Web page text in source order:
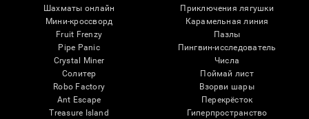
Шахматы онлайн
Мини-кроссворд
Fruit Frenzy
Pipe Panic
Crystal Miner
Солитер
Robo Factory
Ant Escape
Treasure Island
Приключения лягушки
Карамельная линия
Пазлы
Пингвин-исследователь
Числа
Поймай лист
Взорви шары
Перекрёсток
Гиперпространство